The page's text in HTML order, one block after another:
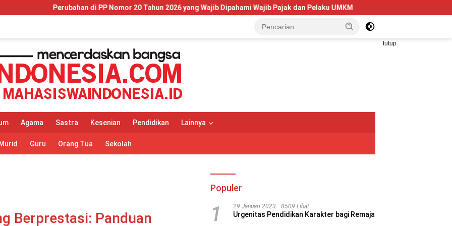
di PP Nomor 20 Tahun 2026 yang Wajib Dipahami Wajib Pajak dan Pelaku UMKM Telkom University Dorong Kolaborasi AI dan
tutup
Agama Sastra Kesenian Pendidikan Lainnya
Murid Guru Orang Tua Sekolah
Berprestasi: Panduan
Populer
1 29 Januari 2023 8509 Lihat
Urgenitas Pendidikan Karakter bagi Remaja